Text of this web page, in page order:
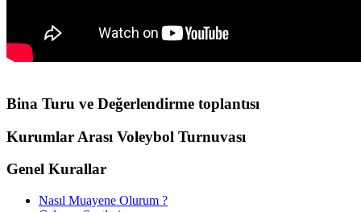
Bina Turu ve Değerlendirme toplantısı
Kurumlar Arası Voleybol Turnuvası
Genel Kurallar
Nasıl Muayene Olurum ?